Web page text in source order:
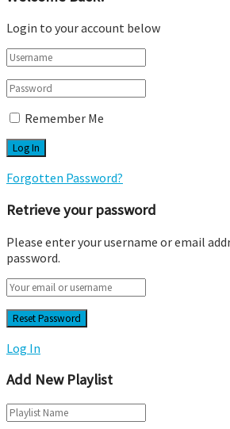
Login to your account below
Remember Me
Forgotten Password?
Retrieve your password
Please enter your username or email
password.
Log In
Add New Playlist